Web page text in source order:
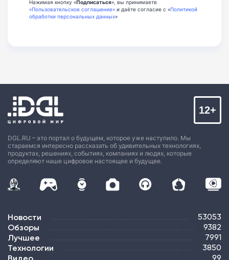
Нажимая кнопку «Подписаться», вы принимаете
«Пользовательское соглашение» и даёте согласие с «Политикой
обработки персональных данных»
DGL.RU – это портал о будущем, которое уже наступило. Мы
стараемся интересно рассказать об удивительных технологиях,
продуктах, решениях, событиях, компаниях и людях, которые
определяют наше цифровое настоящее и будущее.
12+
Новости 53053
Обзоры 9382
Лучшее 7991
Технологии 3850
Видео 99